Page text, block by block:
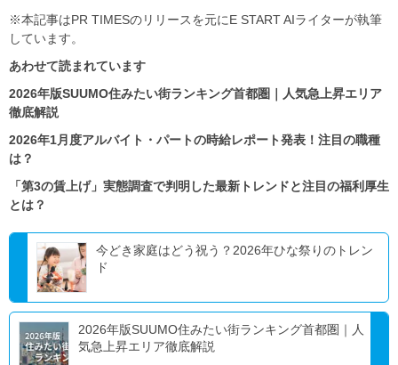
※本記事はPR TIMESのリリースを元にE START AIライターが執筆
しています。
あわせて読まれています
2026年版SUUMO住みたい街ランキング首都圏｜人気急上昇エリア
徹底解説
2026年1月度アルバイト・パートの時給レポート発表！注目の職種
は？
「第3の賃上げ」実態調査で判明した最新トレンドと注目の福利厚生
とは？
今どき家庭はどう祝う？2026年ひな祭りのトレン
ド
2026年版SUUMO住みたい街ランキング首都圏｜人
気急上昇エリア徹底解説